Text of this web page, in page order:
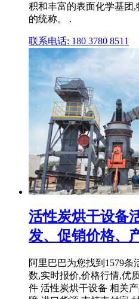
积和丰富的表面化学基团
的统称。 .
联系电话: 180 3780 8511
活性炭烘干设备
发、促销价格、
阿里巴巴为您找到1579
数,实时报价,价格行情,优
件 活性炭烘干设备 相关